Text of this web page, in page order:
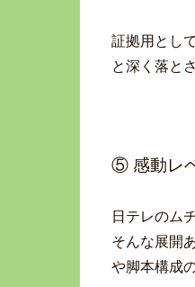
証拠用とし
と深く落と
⑤ 感動
日テレのム
そんな展開
や脚本構成